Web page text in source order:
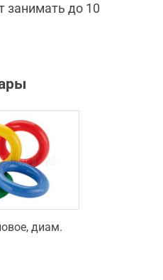
занимать до 10
диам.